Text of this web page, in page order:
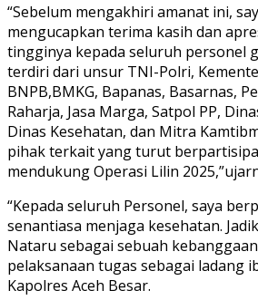
“Sebelum mengakhiri amanat ini,
mengucapkan terima kasih dan
tingginya kepada seluruh personel
terdiri dari unsur TNI-Polri,
BNPB,BMKG, Bapanas, Basarnas,
Raharja, Jasa Marga, Satpol PP,
Dinas Kesehatan, dan Mitra
pihak terkait yang turut
mendukung Operasi Lilin
“Kepada seluruh Personel, saya
senantiasa menjaga kesehatan.
Nataru sebagai sebuah
pelaksanaan tugas sebagai ladang
Kapolres Aceh Besar.